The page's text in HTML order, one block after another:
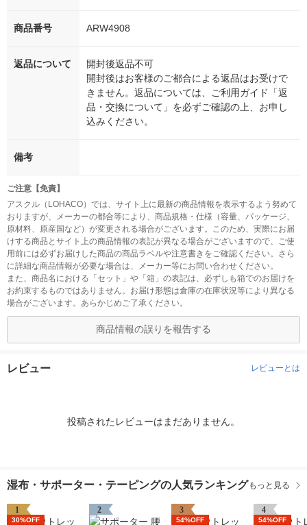
商品番号 ARW4908
返品について
開封後返品不可
開封後はお客様のご都合による返品はお受けで
きません。返品については、ご利用ガイド「返
品・交換について」を必ずご確認の上、お申し
込みください。
備考
ご注意【免責】
アスクル（LOHACO）では、サイト上に最新の商品情報を表示するよう努めて
おりますが、メーカーの都合等により、商品規格・仕様（容量、パッケージ、
原材料、原産国など）が変更される場合がございます。このため、実際にお届
けする商品とサイト上の商品情報の表記が異なる場合がございますので、ご使
用前には必ずお届けした商品の商品ラベルや注意書きをご確認ください。さら
に詳細な商品情報が必要な場合は、メーカー等にお問い合わせください。
また、商品名における「セット」や「箱」の表記は、必ずしも箱でのお届けを
お約束するものではありません。お届け形態は倉庫の在庫状況等により異なる
場合がございます。あらかじめご了承ください。
商品情報の誤りを報告する
レビュー レビューとは
投稿されたレビューはまだありません。
湿布・サポーター・テーピングの人気ランキング もっと見る
1
30%OFF
2 3
54%OFF
4
54%OFF